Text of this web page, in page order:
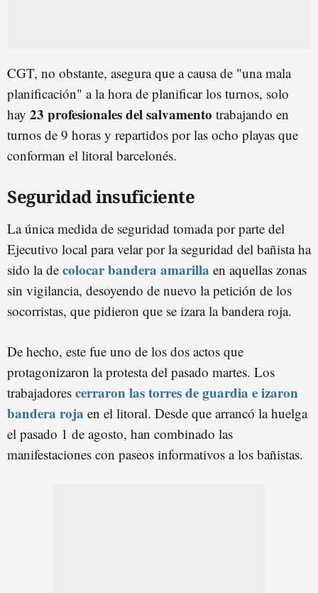
CGT, no obstante, asegura que a causa de "una mala
planificación" a la hora de planificar los turnos, solo
hay 23 profesionales del salvamento trabajando en
turnos de 9 horas y repartidos por las ocho playas que
conforman el litoral barcelonés.
Seguridad insuficiente
La única medida de seguridad tomada por parte del
Ejecutivo local para velar por la seguridad del bañista ha
sido la de colocar bandera amarilla en aquellas zonas
sin vigilancia, desoyendo de nuevo la petición de los
socorristas, que pidieron que se izara la bandera roja.
De hecho, este fue uno de los dos actos que
protagonizaron la protesta del pasado martes. Los
trabajadores cerraron las torres de guardia e izaron
bandera roja en el litoral. Desde que arrancó la huelga
el pasado 1 de agosto, han combinado las
manifestaciones con paseos informativos a los bañistas.